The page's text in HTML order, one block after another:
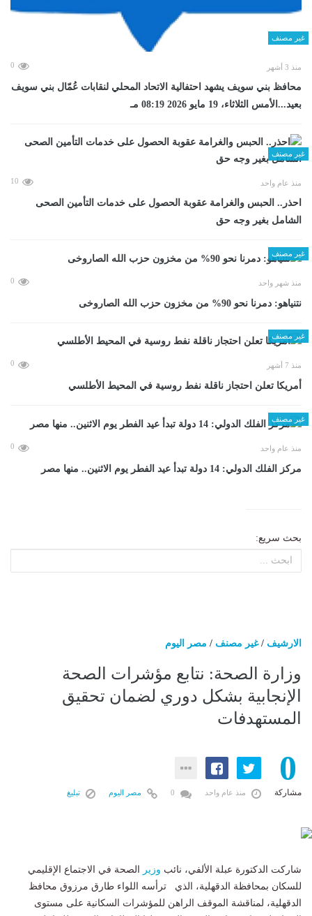
غير مصنف
منذ 3 أشهر 0
محافظ بني سويف يشهد احتفالية الاتحاد المحلي لنقابات عُمّال بني سويف
بعيد...الأمس الثلاثاء، 19 مايو 2026 08:19 مـ
غير مصنف
منذ عام واحد 10
احذر.. الحبس والغرامة عقوبة الحصول على خدمات التأمين الصحى
الشامل بغير وجه حق
غير مصنف
منذ شهر واحد 0
نتنياهو: دمرنا نحو 90% من مخزون حزب الله الصاروخى
غير مصنف
منذ 7 أشهر 0
أمريكا تعلن احتجاز ناقلة نفط روسية في المحيط الأطلسي
غير مصنف
منذ عام واحد 0
مركز الفلك الدولي: 14 دولة تبدأ عيد الفطر يوم الاثنين.. منها مصر
بحث سريع:
الارشيف /غير مصنف / مصر اليوم
وزارة الصحة: نتابع مؤشرات الصحة
الإنجابية بشكل دوري لضمان تحقيق
المستهدفات
0
مشاركة منذ عام واحد مصر اليوم تبليغ
شاركت الدكتورة عبلة الألفي، نائب وزير
الصحة في الاجتماع الإقليمي
للسكان بمحافظة الدقهلية، الذي ترأسه اللواء طارق مرزوق محافظ
الدقهلية، لمناقشة الموقف الراهن للمؤشرات السكانية على مستوى